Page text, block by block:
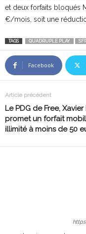
et deux forfaits bloqués
€/mois, soit une
TAGS QUADRUPLE PLAY
Facebook
Article précédent
Le PDG de Free, Xavier
promet un forfait
illimité à moins de 50